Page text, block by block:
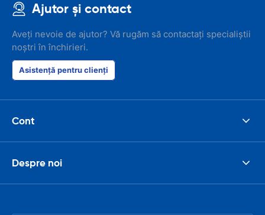
Ajutor și contact
Aveți nevoie de ajutor? Vă rugăm să contactați specialiștii
noștri în închirieri.
Asistență pentru clienți
Cont
Despre noi